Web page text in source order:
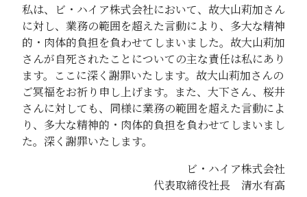
私は、ビ・ハイア株式会社において、故大山莉加さん
に対し、業務の範囲を超えた言動により、多大な精神
的・肉体的負担を負わせてしまいました。故大山莉加
さんが自死されたことについての主な責任は私にあり
ます。ここに深く謝罪いたします。故大山莉加さんの
ご冥福をお祈り申し上げます。また、大下さん、桜井
さんに対しても、同様に業務の範囲を超えた言動によ
り、多大な精神的・肉体的負担を負わせてしまいまし
た。深く謝罪いたします。
ビ・ハイア株式会社
代表取締役社長 清水有高